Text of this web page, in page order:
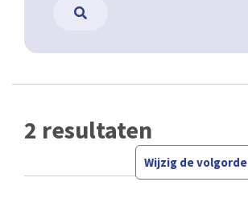
2 resultaten
Wijzig de volgorde